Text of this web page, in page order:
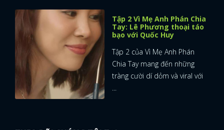
Tập 2 Vì Mẹ Anh Phán Chia
Tay: Lê Phương thoại táo
bạo với Quốc Huy
Tập 2 của Vì Mẹ Anh Phán
Chia Tay mang đến những
tràng cười dí dỏm và viral với